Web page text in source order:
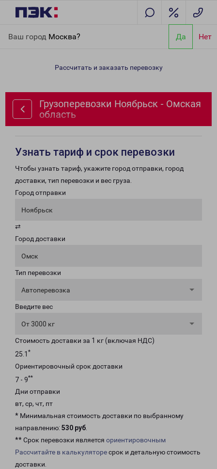
Ваш город Москва? Да Нет
область
Рассчитать и заказать перевозку
Грузоперевозки Ноябрьск - Омская
область
Узнать тариф и срок перевозки
Чтобы узнать тариф, укажите город отправки, город
доставки, тип перевозки и вес груза.
Город отправки
Ноябрьск
⇄
Город доставки
Омск
Тип перевозки
Автоперевозка
Введите вес
От 3000 кг
Стоимость доставки за 1 кг (включая НДС)
25.1 *
Ориентировочный срок доставки
7 - 9**
Дни отправки
вт, ср, чт, пт
* Минимальная стоимость доставки по выбранному
направлению: 530 руб.
** Срок перевозки является ориентировочным
Рассчитайте в калькуляторесрок и детальную стоимость
доставки.